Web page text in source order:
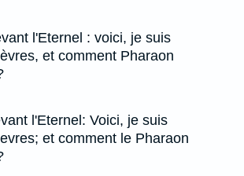
l'Eternel : voici, je suis
et comment Pharaon
l'Eternel: Voici, je suis
et comment le Pharaon